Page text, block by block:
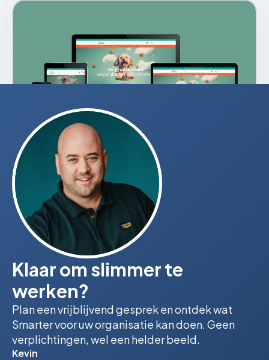
Klaar om slimmer te
werken?
Plan een vrijblijvend gesprek en ontdek wat
Smarter voor uw organisatie kan doen. Geen
verplichtingen, wel een helder beeld.
Kevin